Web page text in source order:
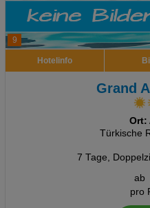
9
Hotelinfo
Grand
Ort:
Türkische
7 Tage,
ab
pro